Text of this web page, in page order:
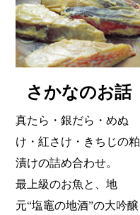
さかなのお話
真たら・銀だら・めぬ
け・紅さけ・きちじの粕
漬けの詰め合わせ。
最上級のお魚と、地
元“塩竈の地酒”の大吟醸